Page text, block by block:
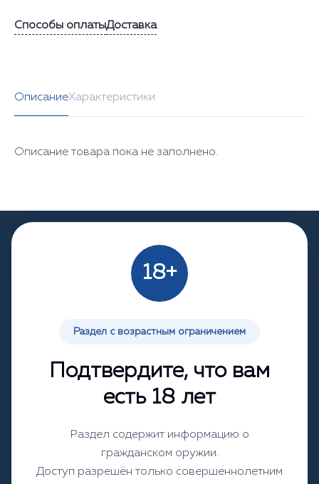
Способы оплатыДоставка
ОписаниеХарактеристики
Описание товара пока не заполнено.
18+
Раздел с возрастным ограничением
Подтвердите, что вам
есть 18 лет
Раздел содержит информацию о
гражданском оружии.
Доступ разрешён только совершеннолетним
Популярные в разделе
Посмотрите другие товары из этого раздела.